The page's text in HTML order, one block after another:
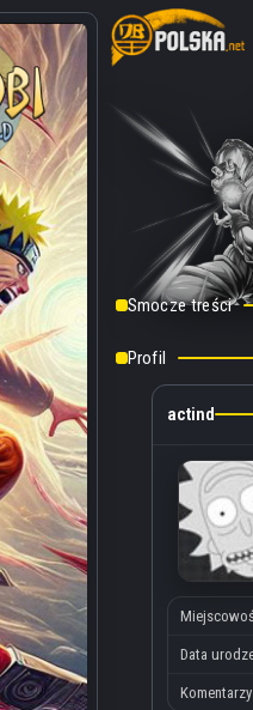
Smocze treści
Profil
actind
Data
Komentarzy